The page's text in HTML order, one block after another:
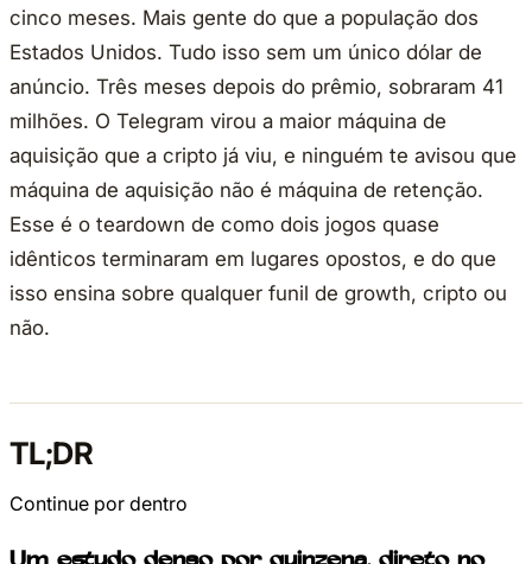
cinco meses. Mais gente do que a população dos
Estados Unidos. Tudo isso sem um único dólar de
anúncio. Três meses depois do prêmio, sobraram 41
milhões. O Telegram virou a maior máquina de
aquisição que a cripto já viu, e ninguém te avisou que
máquina de aquisição não é máquina de retenção.
Esse é o teardown de como dois jogos quase
idênticos terminaram em lugares opostos, e do que
isso ensina sobre qualquer funil de growth, cripto ou
não.
TL;DR
Continue por dentro
Um estudo denso por quinzena, direto no